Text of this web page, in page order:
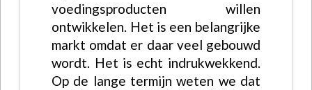
voedingsproducten willen
ontwikkelen. Het is een belangrijke
markt omdat er daar veel gebouwd
wordt. Het is echt indrukwekkend.
Op de lange termijn weten we dat